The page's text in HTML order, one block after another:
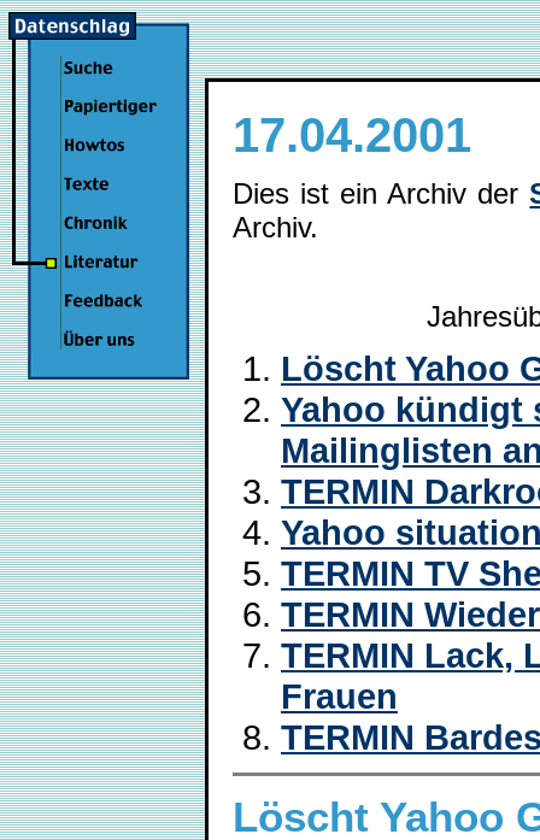
17.04.2001
Dies ist ein Archiv der
Archiv.
Löscht Yahoo
Yahoo kündigt
Mailinglisten
TERMIN
Yahoo
TERMIN TV
TERMIN
TERMIN Lack,
Frauen
TERMIN
Löscht Yahoo